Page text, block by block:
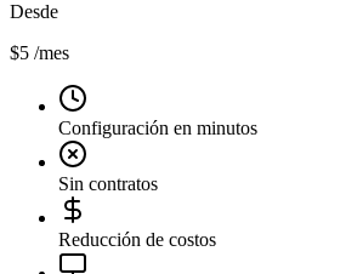
Desde
$5 /mes
Configuración en minutos
Sin contratos
Reducción de costos